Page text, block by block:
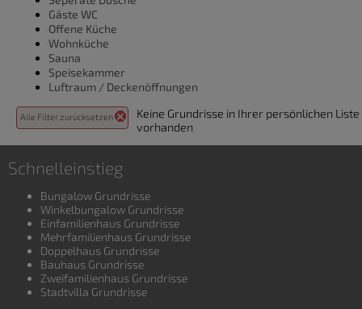
Gäste WC
Offene Küche
Wohnküche
Sauna
Speisekammer
Luftraum / Deckenöffnungen
Alle Filter zurücksetzen
Keine Grundrisse in Ihrer persönlichen Liste
vorhanden
Schnelleinstieg
Bungalow Grundrisse
Winkelbungalow Grundrisse
Einfamilienhaus Grundrisse
Mehrfamilienhaus Grundrisse
Doppelhaus Grundrisse
Bauhaus Grundrisse
Zweifamilienhaus Grundrisse
Stadtvilla Grundrisse